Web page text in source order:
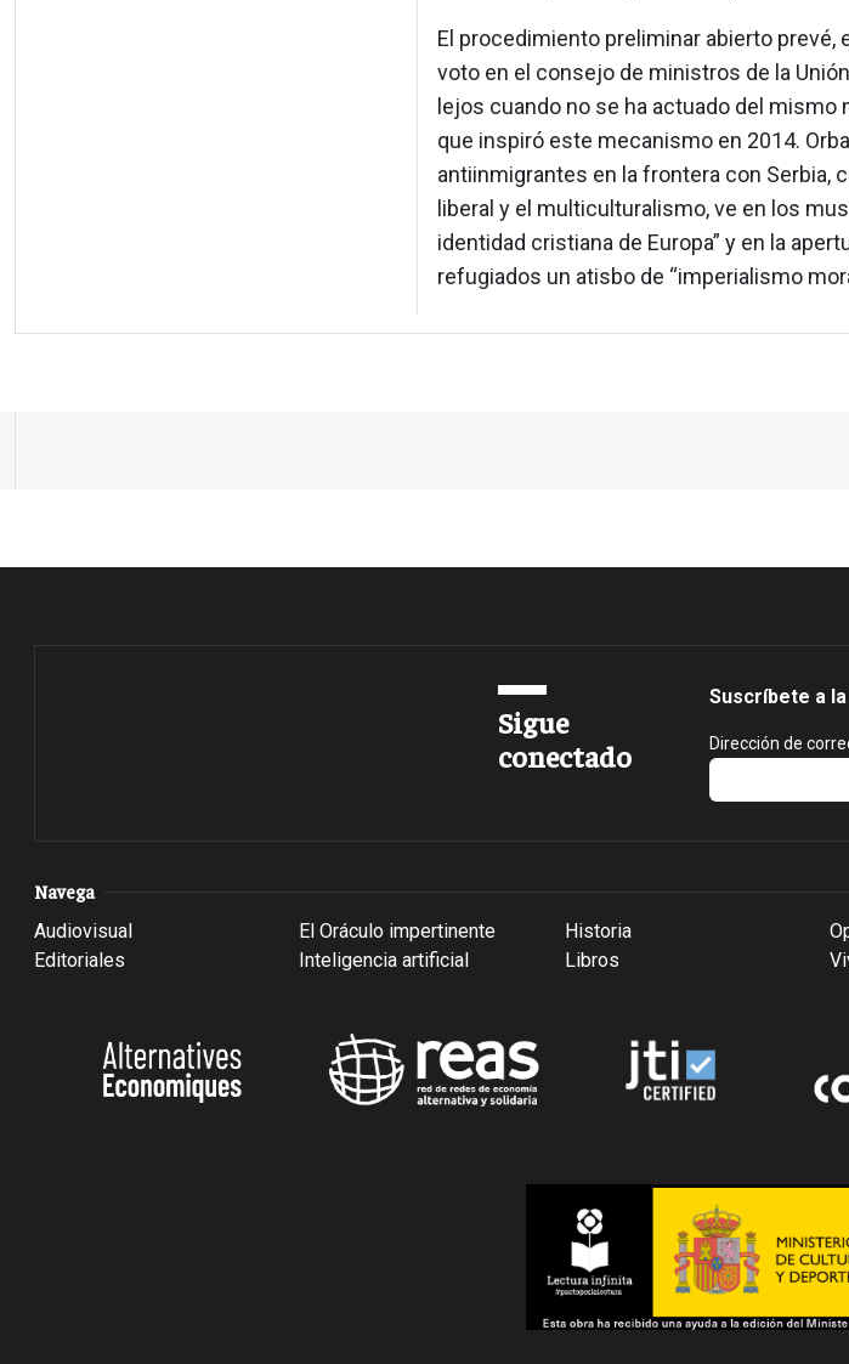
El procedimiento preliminar abierto prevé,
voto en el consejo de ministros de la
lejos cuando no se ha actuado del mismo
que inspiró este mecanismo en 2014.
antiinmigrantes en la frontera con Serbia,
liberal y el multiculturalismo, ve en los
identidad cristiana de Europa” y en la
refugiados un atisbo de “imperialismo
Sigue
conectado
Suscríbete a
Dirección de
Navega
Audiovisual
Editoriales
El Oráculo impertinente
Inteligencia artificial
Historia
Libros